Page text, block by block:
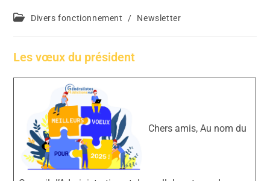
Divers fonctionnement / Newsletter
Les vœux du président
Chers amis, Au nom du